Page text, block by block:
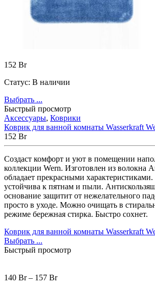
152 Br
Статус: В наличии
Выбрать ...
Быстрый просмотр
Аксессуары, Коврики
Коврик для ванной комнаты Wasserkraft
152 Br
Создаст комфорт и уют в помещении
коллекции Wern. Изготовлен из волокна
обладает прекрасными
устойчива к пятнам и пыли.
основание защитит от нежелательного
просто в уходе. Можно очищать в
режиме бережная стирка. Быстро сохнет.
Коврик для ванной комнаты Wasserkraft
Выбрать ...
Быстрый просмотр
140 Br– 157 Br